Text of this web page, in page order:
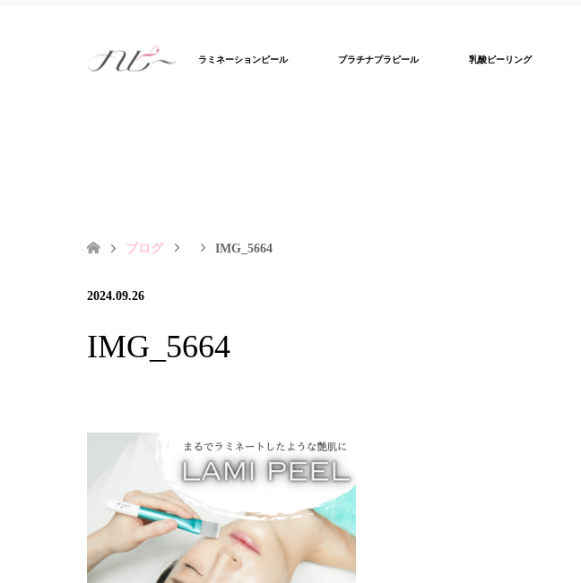
ラミネーションピール プラチナプラピール 乳酸ピーリング
ブログ IMG_5664
2024.09.26
IMG_5664